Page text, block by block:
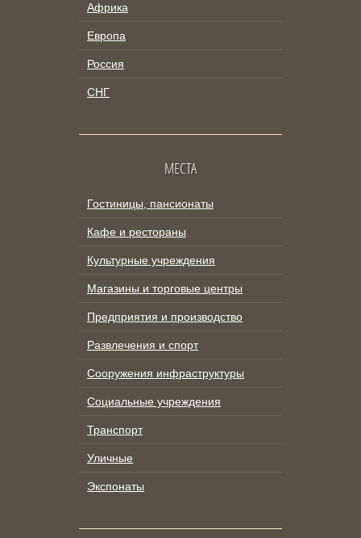
Африка
Европа
Россия
СНГ
МЕСТА
Гостиницы, пансионаты
Кафе и рестораны
Культурные учреждения
Магазины и торговые центры
Предприятия и производство
Развлечения и спорт
Сооружения инфраструктуры
Социальные учреждения
Транспорт
Уличные
Экспонаты